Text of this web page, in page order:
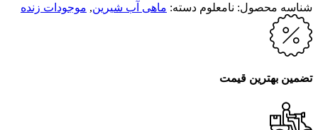
شناسه محصول: نامعلوم دسته: ماهی آب شیرین, موجودات زنده
تضمین بهترین قیمت